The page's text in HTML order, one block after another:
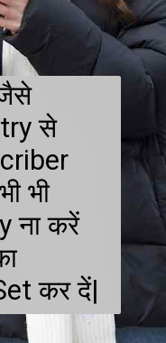
से
भी
ना करें
कर दें|